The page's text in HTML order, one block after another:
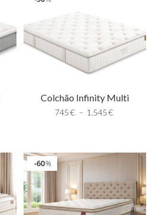
Colchão Infinity Multi
745 € – 1.545 €
%
60